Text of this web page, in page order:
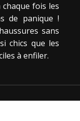
fois les
de panique !
sans
chics que les
à enfiler.
vos